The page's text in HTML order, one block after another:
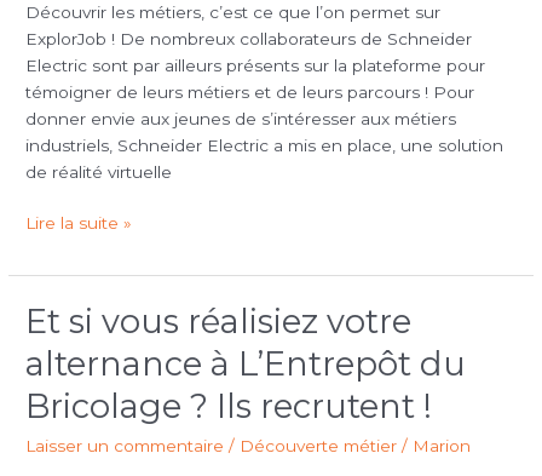
Découvrir les métiers, c’est ce que l’on permet sur
ExplorJob ! De nombreux collaborateurs de Schneider
Electric sont par ailleurs présents sur la plateforme pour
témoigner de leurs métiers et de leurs parcours ! Pour
donner envie aux jeunes de s’intéresser aux métiers
industriels, Schneider Electric a mis en place, une solution
de réalité virtuelle
une
visite
virtuelle
!
Lire la suite »
Et si vous réalisiez votre
alternance à L’Entrepôt du
Bricolage ? Ils recrutent !
Laisser un commentaire / Découverte métier / Marion
Et
si
vous
réalisiez
votre
alternance